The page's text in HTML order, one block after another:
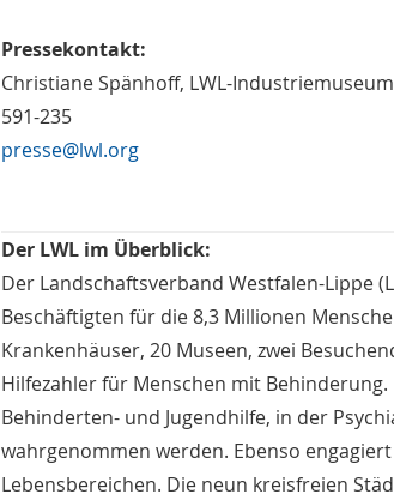
Pressekontakt:
Christiane Spänhoff, LWL-
591-235
presse@lwl.org
Der LWL im Überblick:
Der Landschaftsverband Westfalen-Lippe
Beschäftigten für die 8,3 Millionen
Krankenhäuser, 20 Museen, zwei
Hilfezahler für Menschen mit
Behinderten- und Jugendhilfe, in der
wahrgenommen werden. Ebenso
Lebensbereichen. Die neun kreisfreien